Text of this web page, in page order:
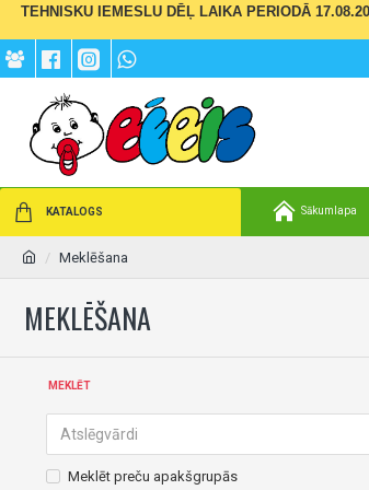
TEHNISKU IEMESLU DĒĻ LAIKA PERIODĀ
KATALOGS Sākumlapa
Meklēšana
MEKLĒŠANA
MEKLĒT
Meklēt preču apakšgrupās